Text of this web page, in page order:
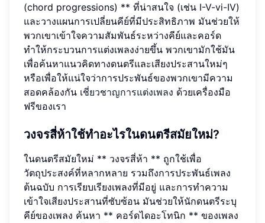
(chord progressions) ** ที่น่าสนใจ (เช่น I-V-vi-IV)
และวางแผนการเปลี่ยนคีย์ที่มีประสิทธิภาพ มันช่วยให้
พวกเขาเข้าใจความสัมพันธ์ระหว่างคีย์และคอร์ด
ทำให้กระบวนการแต่งเพลงง่ายขึ้น พวกเขามักใช้มัน
เพื่อค้นหาแนวคิดทางดนตรีและเสียงประสานใหม่ๆ
หรือเพื่อให้แน่ใจว่าการประพันธ์ของพวกเขามีความ
สอดคล้องกัน เชี่ยวชาญการแต่งเพลง ด้วยเครื่องมือ
ฟรีของเรา
วงจรสี่ห้าใช้ทำอะไรในดนตรีสมัยใหม่?
ในดนตรีสมัยใหม่ ** วงจรสี่ห้า ** ถูกใช้เพื่อ
วัตถุประสงค์ที่หลากหลาย รวมถึงการประพันธ์เพลง
ต้นฉบับ การเรียบเรียงเพลงที่มีอยู่ และการทำความ
เข้าใจเสียงประสานที่ซับซ้อน มันช่วยให้นักดนตรีระบุ
คีย์ของเพลง ค้นหา ** คอร์ดไดอะโทนิก ** ของเพลง